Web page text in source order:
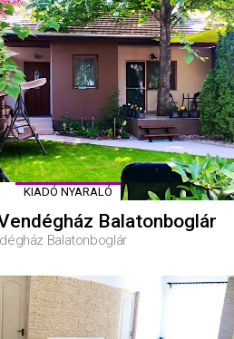
KIADÓ NYARALÓ
Balatonboglár
Balatonboglár